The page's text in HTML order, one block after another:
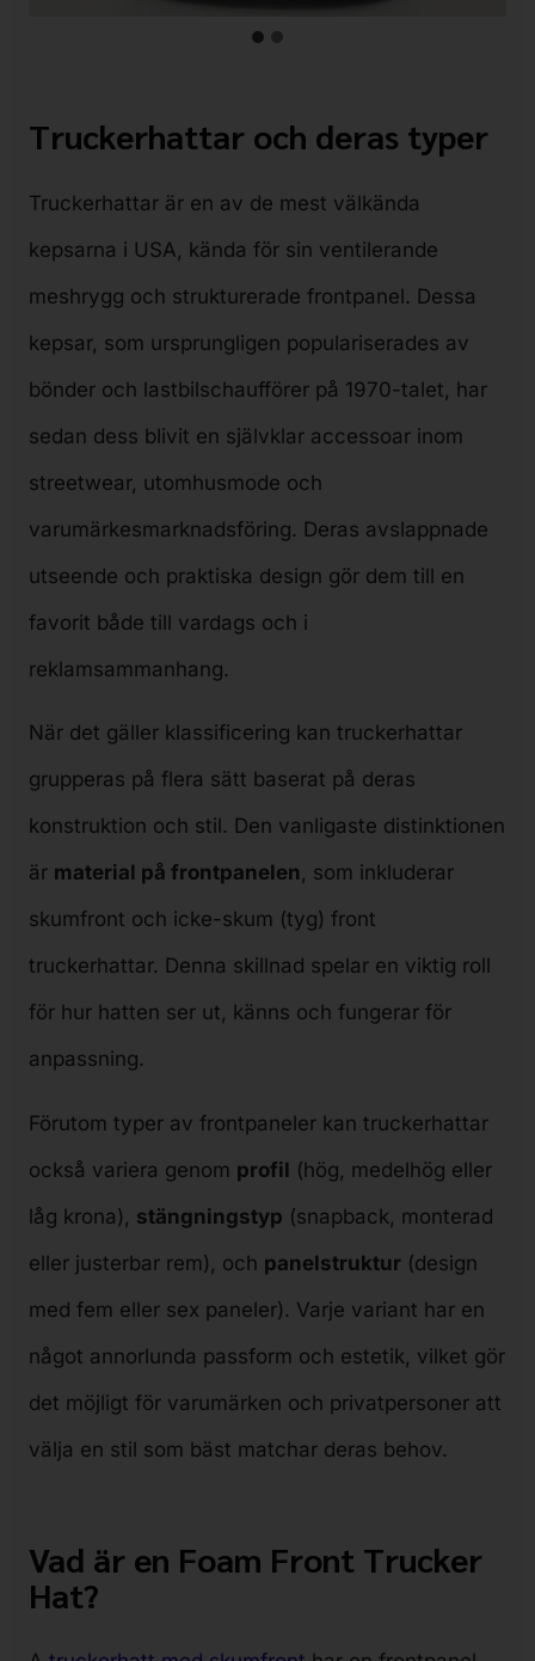
Truckerhattar och deras typer
Truckerhattar är en av de mest välkända
kepsarna i USA, kända för sin ventilerande
meshrygg och strukturerade frontpanel. Dessa
kepsar, som ursprungligen populariserades av
bönder och lastbilschaufförer på 1970-talet, har
sedan dess blivit en självklar accessoar inom
streetwear, utomhusmode och
varumärkesmarknadsföring. Deras avslappnade
utseende och praktiska design gör dem till en
favorit både till vardags och i
reklamsammanhang.
När det gäller klassificering kan truckerhattar
grupperas på flera sätt baserat på deras
konstruktion och stil. Den vanligaste distinktionen
är material på frontpanelen , som inkluderar
skumfront och icke-skum (tyg) front
truckerhattar. Denna skillnad spelar en viktig roll
för hur hatten ser ut, känns och fungerar för
anpassning.
Förutom typer av frontpaneler kan truckerhattar
också variera genom profil (hög, medelhög eller
låg krona), stängningstyp (snapback, monterad
eller justerbar rem), och panelstruktur (design
med fem eller sex paneler). Varje variant har en
något annorlunda passform och estetik, vilket gör
det möjligt för varumärken och privatpersoner att
välja en stil som bäst matchar deras behov.
Vad är en Foam Front Trucker
Hat?